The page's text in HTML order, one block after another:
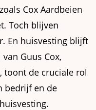
Cox Aardbeien
Toch blijven
En huisvesting blijft
Guus Cox,
toont de cruciale rol
bedrijf en de